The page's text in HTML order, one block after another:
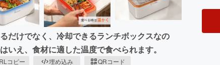
だけでなく、冷却できるランチボックスなの
え、食材に適した温度で食べられます。
コピー 埋め込み QRコード